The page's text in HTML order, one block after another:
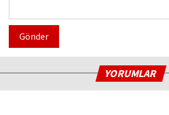
Gönder
YORUMLAR